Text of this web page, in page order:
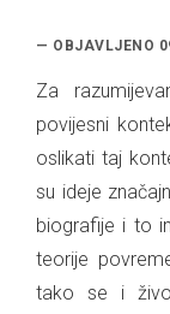
— OBJAVLJENO
Za
povijesni
oslikati taj
su ideje
biografije i to
teorije
tako se i